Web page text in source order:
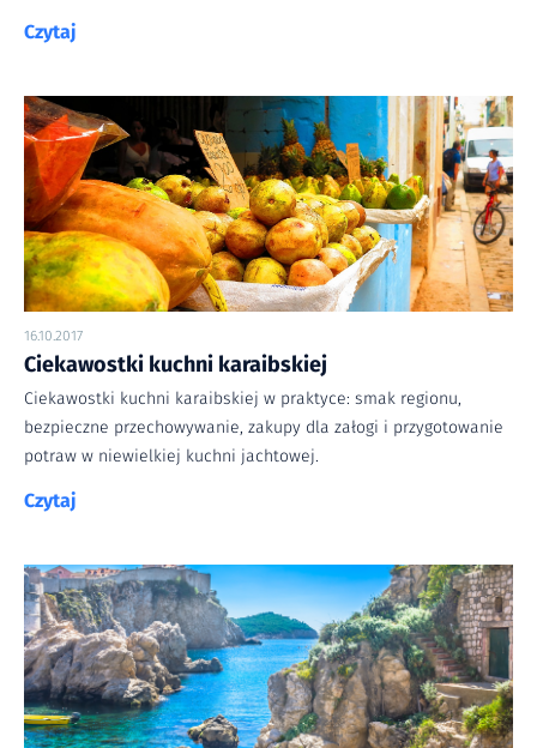
Czytaj
16.10.2017
Ciekawostki kuchni karaibskiej
Ciekawostki kuchni karaibskiej w praktyce: smak regionu,
bezpieczne przechowywanie, zakupy dla załogi i przygotowanie
potraw w niewielkiej kuchni jachtowej.
Czytaj